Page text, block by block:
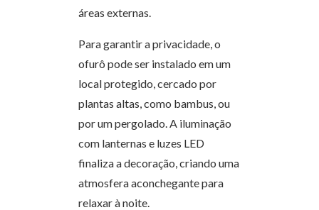
áreas externas.
Para garantir a privacidade, o
ofurô pode ser instalado em um
local protegido, cercado por
plantas altas, como bambus, ou
por um pergolado. A iluminação
com lanternas e luzes LED
finaliza a decoração, criando uma
atmosfera aconchegante para
relaxar à noite.